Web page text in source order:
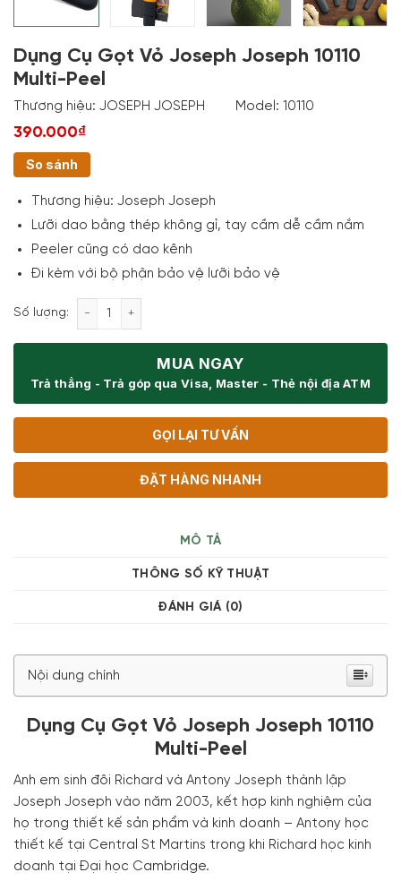
Dụng Cụ Gọt Vỏ Joseph Joseph 10110
Multi-Peel
Thương hiệu: JOSEPH JOSEPH Model: 10110
390.000₫
So sánh
Thương hiệu: Joseph Joseph
Lưỡi dao bằng thép không gỉ, tay cầm dễ cầm nắm
Peeler cũng có dao kênh
Đi kèm với bộ phận bảo vệ lưỡi bảo vệ
Số lượng: Dụng Cụ Gọt Vỏ Joseph Joseph 10110 Multi-Peel
MUA NGAY
Trả thẳng - Trả góp qua Visa, Master - Thẻ nội địa ATM
GỌI LẠI TƯ VẤN
ĐẶT HÀNG NHANH
MÔ TẢ
THÔNG SỐ KỸ THUẬT
ĐÁNH GIÁ (0)
Nội dung chính
Dụng Cụ Gọt Vỏ Joseph Joseph 10110
Multi-Peel
Anh em sinh đôi Richard và Antony Joseph thành lập
Joseph Joseph vào năm 2003, kết hợp kinh nghiệm của
họ trong thiết kế sản phẩm và kinh doanh – Antony học
thiết kế tại Central St Martins trong khi Richard học kinh
doanh tại Đại học Cambridge.